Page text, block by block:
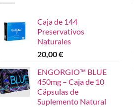
Caja de 144
Preservativos
Naturales
20,00€
ENGORGIO™ BLUE
450mg – Caja de 10
Cápsulas de
Suplemento Natural